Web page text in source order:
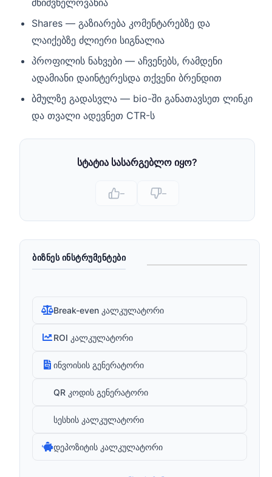
Shares — გაზიარება კომენტარებზე და
ლაიქებზე ძლიერი სიგნალია
პროფილის ნახვები — აჩვენებს, რამდენი
ადამიანი დაინტერესდა თქვენი ბრენდით
ბმულზე გადასვლა — bio-ში განათავსეთ ლინკი
და თვალი ადევნეთ CTR-ს
სტატია სასარგებლო იყო?
– –
ᲑᲘᲖᲜᲔᲡ ᲘᲜᲡᲢᲠᲣᲛᲔᲜᲢᲔᲑᲘ
Break-even კალკულატორი
ROI კალკულატორი
ინვოისის გენერატორი
QR კოდის გენერატორი
სესხის კალკულატორი
დეპოზიტის კალკულატორი